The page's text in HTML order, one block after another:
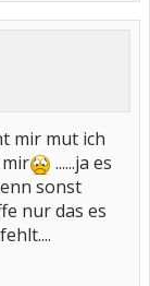
mir mut ich
......ja es
sonst
nur das es